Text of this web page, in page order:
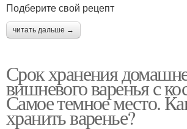
Подберите свой рецепт
читать дальше →
Срок хранения
вишневого варенья с
Самое темное место.
хранить варенье?